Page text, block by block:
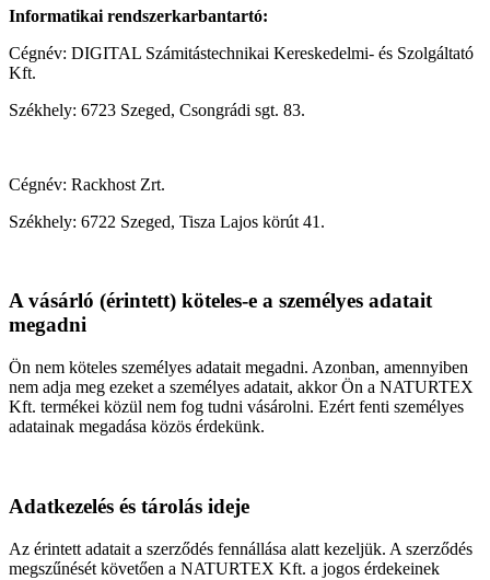
Informatikai rendszerkarbantartó:
Cégnév: DIGITAL Számitástechnikai Kereskedelmi- és Szolgáltató
Kft.
Székhely: 6723 Szeged, Csongrádi sgt. 83.
Cégnév: Rackhost Zrt.
Székhely: 6722 Szeged, Tisza Lajos körút 41.
A vásárló (érintett) köteles-e a személyes adatait
megadni
Ön nem köteles személyes adatait megadni. Azonban, amennyiben
nem adja meg ezeket a személyes adatait, akkor Ön a NATURTEX
Kft. termékei közül nem fog tudni vásárolni. Ezért fenti személyes
adatainak megadása közös érdekünk.
Adatkezelés és tárolás ideje
Az érintett adatait a szerződés fennállása alatt kezeljük. A szerződés
megszűnését követően a NATURTEX Kft. a jogos érdekeinek